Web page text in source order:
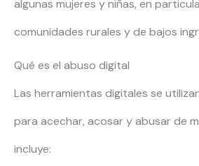
algunas mujeres y niñas, en
comunidades rurales y de bajos
Qué es el abuso digital
Las herramientas digitales se
para acechar, acosar y abusar de
incluye: